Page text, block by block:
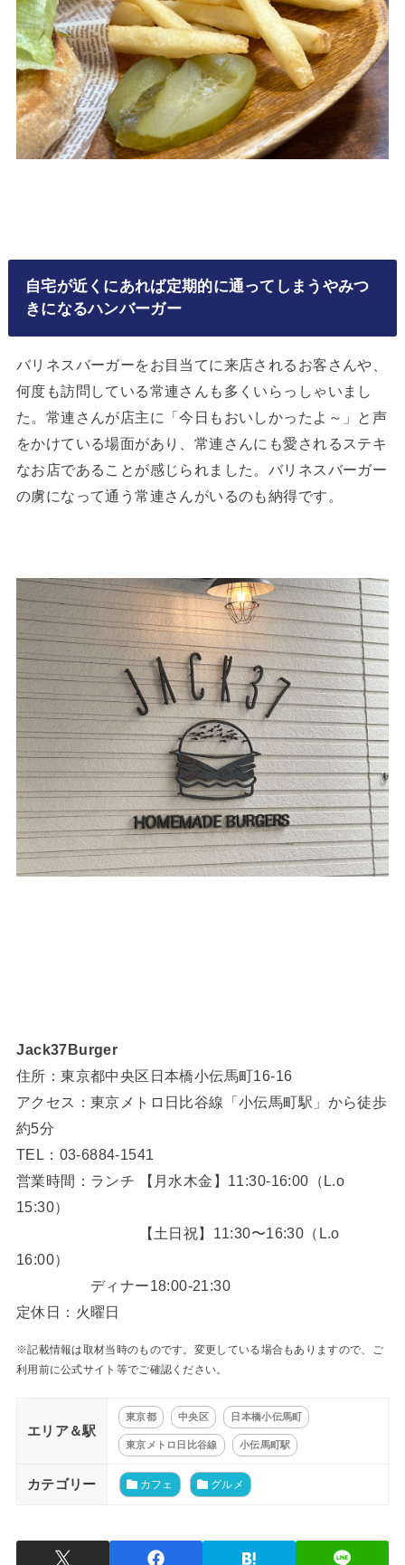
自宅が近くにあれば定期的に通ってしまうやみつ
きになるハンバーガー
バリネスバーガーをお目当てに来店されるお客さんや、
何度も訪問している常連さんも多くいらっしゃいまし
た。常連さんが店主に「今日もおいしかったよ～」と声
をかけている場面があり、常連さんにも愛されるステキ
なお店であることが感じられました。バリネスバーガー
の虜になって通う常連さんがいるのも納得です。
⁡Jack37Burger
住所：東京都中央区日本橋小伝馬町16-16
アクセス：東京メトロ日比谷線「小伝馬町駅」から徒歩
約5分
TEL：03-6884-1541
営業時間：ランチ 【月水木金】11:30-16:00（L.o
15:30）
【土日祝】11:30〜16:30（L.o
16:00）
ディナー18:00-21:30
定休日：火曜日
※記載情報は取材当時のものです。変更している場合もありますので、ご
利用前に公式サイト等でご確認ください。
エリア＆駅
東京都 中央区 日本橋小伝馬町
東京メトロ日比谷線 小伝馬町駅
カテゴリー カフェ グルメ